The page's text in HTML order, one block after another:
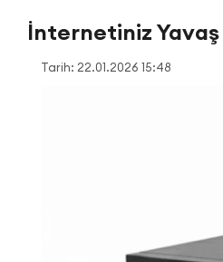
İnternetiniz Yavaş
Tarih: 22.01.2026 15:48